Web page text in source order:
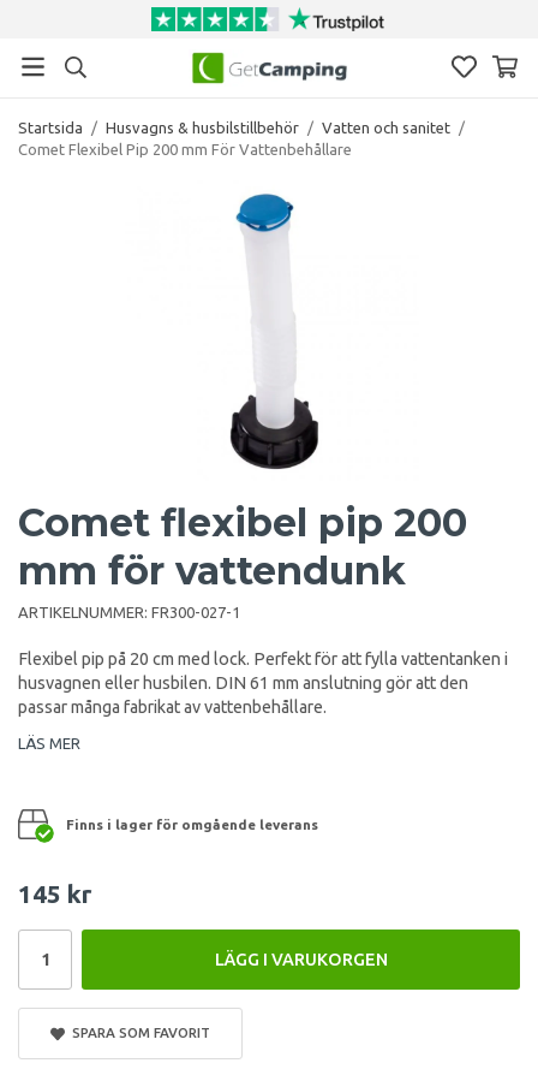
Startsida / Husvagns & husbilstillbehör / Vatten och sanitet /
Comet Flexibel Pip 200 mm För Vattenbehållare
Comet flexibel pip 200
mm för vattendunk
ARTIKELNUMMER: FR300-027-1
Flexibel pip på 20 cm med lock. Perfekt för att fylla vattentanken i
husvagnen eller husbilen. DIN 61 mm anslutning gör att den
passar många fabrikat av vattenbehållare.
LÄS MER
Finns i lager för omgående leverans
145 kr
LÄGG I VARUKORGEN
SPARA SOM FAVORIT